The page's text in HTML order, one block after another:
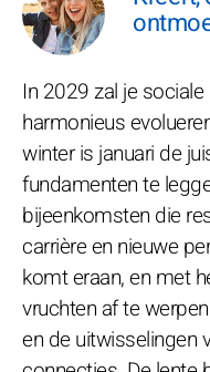
In 2029 zal je
harmonieus
winter is januari de
fundamenten te
bijeenkomsten die
carrière en nieuwe
komt eraan, en met
vruchten af te
en de uitwisselingen